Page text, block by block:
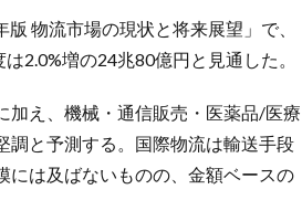
物流市場の現状と将来展望」で、
2.0%増の24兆80億円と見通した。
加え、機械・通信販売・医薬品/医療
調と予測する。国際物流は輸送手段
には及ばないものの、金額ベースの